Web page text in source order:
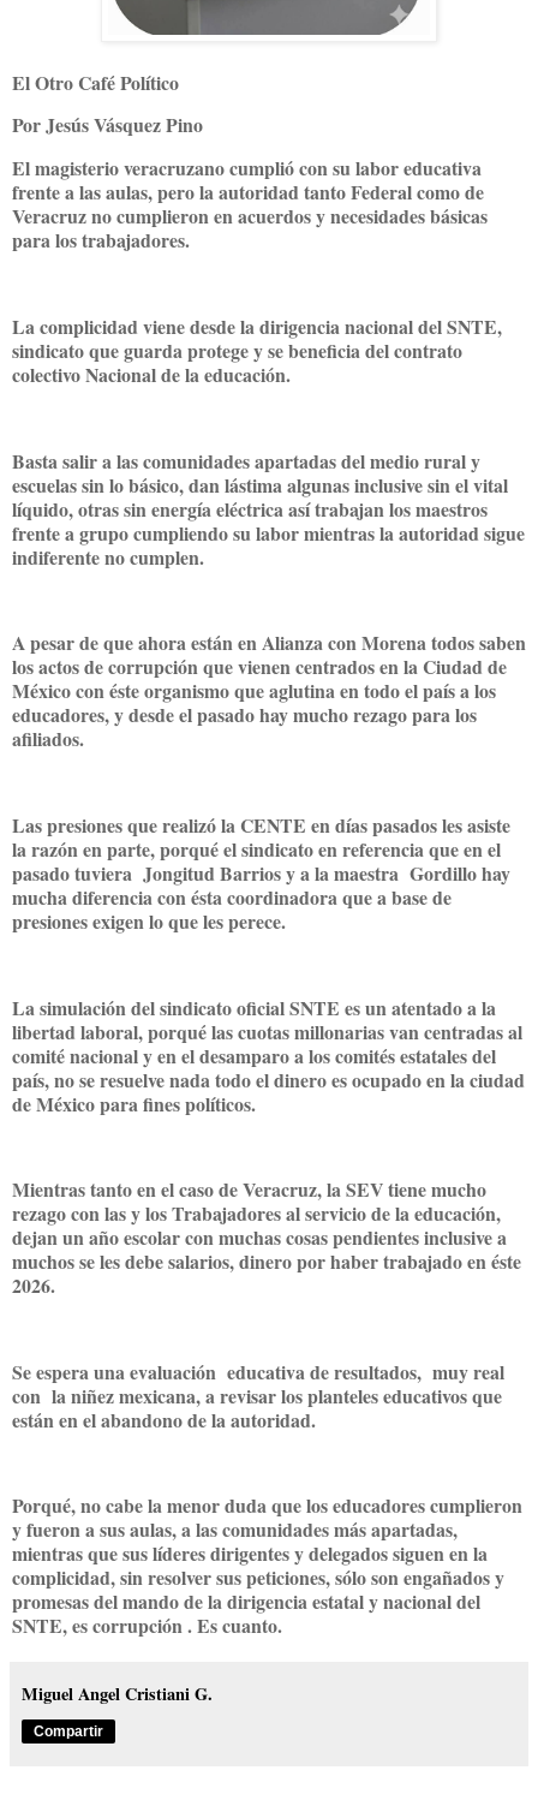
El Otro Café Político
Por Jesús Vásquez Pino
El magisterio veracruzano cumplió con su labor educativa
frente a las aulas, pero la autoridad tanto Federal como de
Veracruz no cumplieron en acuerdos y necesidades básicas
para los trabajadores.
La complicidad viene desde la dirigencia nacional del SNTE,
sindicato que guarda protege y se beneficia del contrato
colectivo Nacional de la educación.
Basta salir a las comunidades apartadas del medio rural y
escuelas sin lo básico, dan lástima algunas inclusive sin el vital
líquido, otras sin energía eléctrica así trabajan los maestros
frente a grupo cumpliendo su labor mientras la autoridad sigue
indiferente no cumplen.
A pesar de que ahora están en Alianza con Morena todos saben
los actos de corrupción que vienen centrados en la Ciudad de
México con éste organismo que aglutina en todo el país a los
educadores, y desde el pasado hay mucho rezago para los
afiliados.
Las presiones que realizó la CENTE en días pasados les asiste
la razón en parte, porqué el sindicato en referencia que en el
pasado tuviera Jongitud Barrios y a la maestra Gordillo hay
mucha diferencia con ésta coordinadora que a base de
presiones exigen lo que les perece.
La simulación del sindicato oficial SNTE es un atentado a la
libertad laboral, porqué las cuotas millonarias van centradas al
comité nacional y en el desamparo a los comités estatales del
país, no se resuelve nada todo el dinero es ocupado en la ciudad
de México para fines políticos.
Mientras tanto en el caso de Veracruz, la SEV tiene mucho
rezago con las y los Trabajadores al servicio de la educación,
dejan un año escolar con muchas cosas pendientes inclusive a
muchos se les debe salarios, dinero por haber trabajado en éste
2026.
Se espera una evaluación educativa de resultados, muy real
con la niñez mexicana, a revisar los planteles educativos que
están en el abandono de la autoridad.
Porqué, no cabe la menor duda que los educadores cumplieron
y fueron a sus aulas, a las comunidades más apartadas,
mientras que sus líderes dirigentes y delegados siguen en la
complicidad, sin resolver sus peticiones, sólo son engañados y
promesas del mando de la dirigencia estatal y nacional del
SNTE, es corrupción . Es cuanto.
Miguel Angel Cristiani G.
Compartir